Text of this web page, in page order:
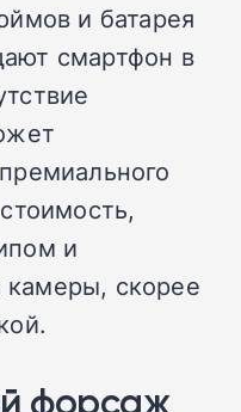
и батарея
смартфон в
и
скорее
форсаж